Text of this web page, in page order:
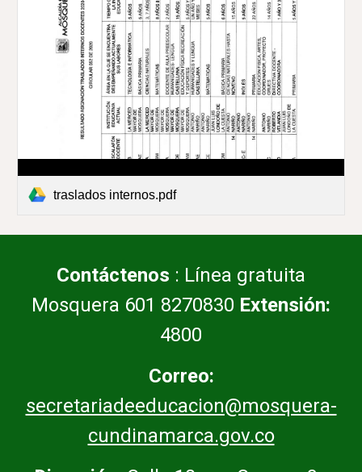
traslados internos.pdf
Contáctenos : Línea gratuita
Mosquera 601 8270830 Extensión:
4800
Correo:
secretariadeeducacion@mosquera-
cundinamarca.gov.co